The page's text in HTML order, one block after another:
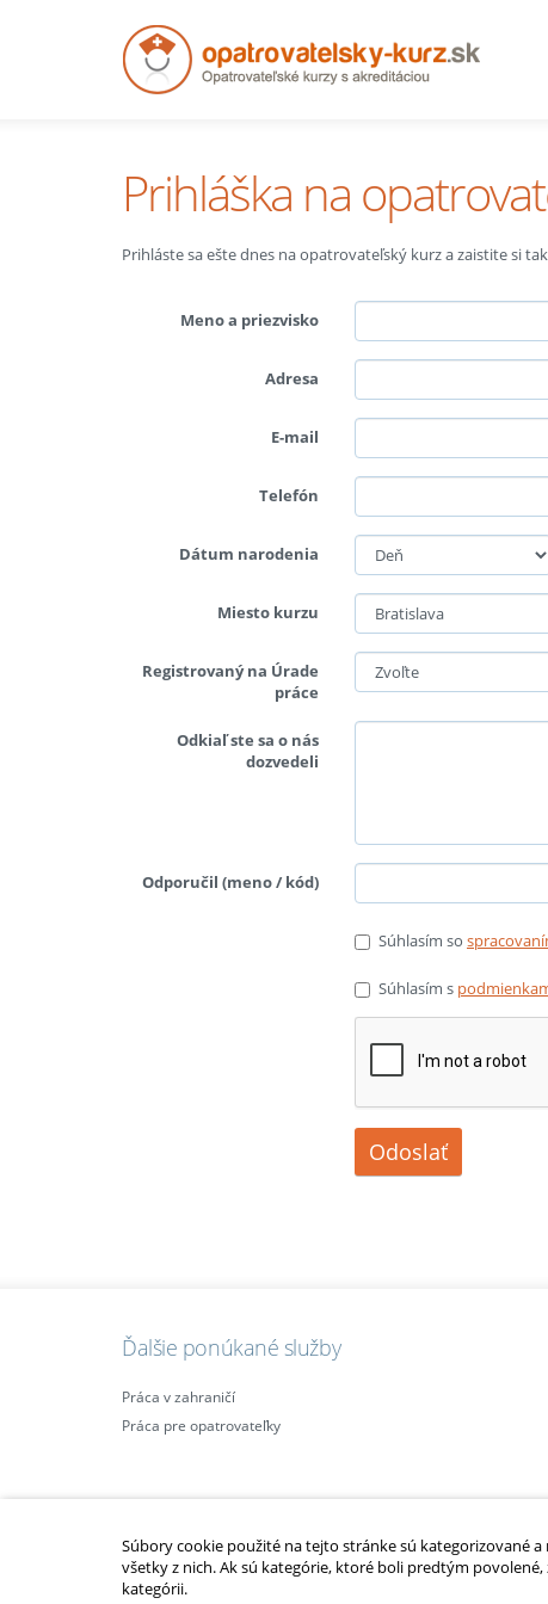
Prihláška na
Prihláste sa ešte dnes na opatrovateľský kurz a zaistite si
Meno a priezvisko
Adresa
E-mail
Telefón
Dátum narodenia
Miesto kurzu
Registrovaný na Úrade
práce
Odkiaľ ste sa o nás
dozvedeli
Odporučil (meno / kód)
Súhlasím so
Súhlasím s
Odoslať
Ďalšie ponúkané služby
Práca v zahraničí
Práca pre opatrovateľky
2010 – 2014 © Copyright
Súbory cookie použité na tejto stránke sú kategorizované
všetky z nich. Ak sú kategórie, ktoré boli predtým
kategórii.